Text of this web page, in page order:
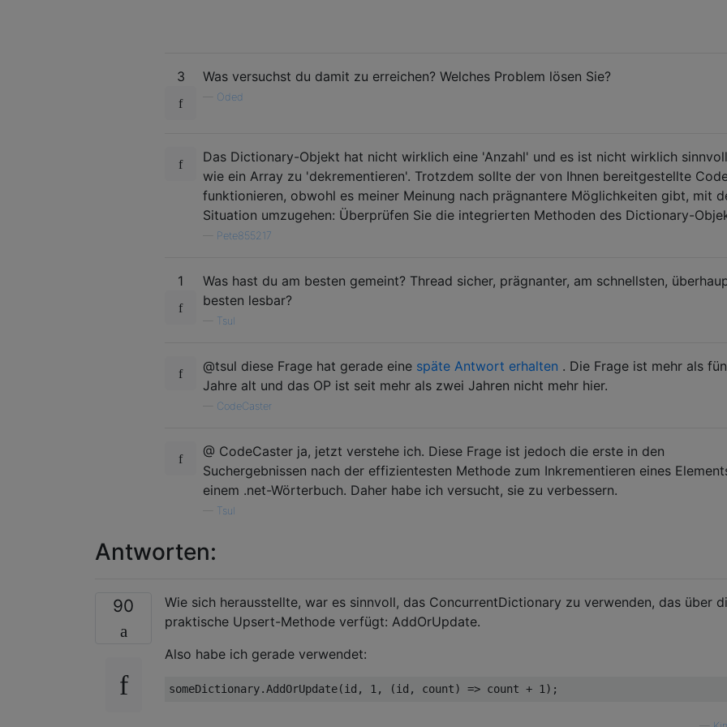
3 Was versuchst du damit zu erreichen? Welches Problem lösen Sie?
Oded
Das Dictionary-Objekt hat nicht wirklich eine 'Anzahl' und es ist nicht wirklich
wie ein Array zu 'dekrementieren'. Trotzdem sollte der von Ihnen bereitgestellte
funktionieren, obwohl es meiner Meinung nach prägnantere Möglichkeiten gibt, mit
Situation umzugehen: Überprüfen Sie die integrierten Methoden des Dictionary-
Pete855217
1
Was hast du am besten gemeint? Thread sicher, prägnanter, am schnellsten,
besten lesbar?
Tsul
@tsul diese Frage hat gerade eine späte Antwort erhalten . Die Frage ist mehr als
Jahre alt und das OP ist seit mehr als zwei Jahren nicht mehr hier.
CodeCaster
@ CodeCaster ja, jetzt verstehe ich. Diese Frage ist jedoch die erste in den
Suchergebnissen nach der effizientesten Methode zum Inkrementieren eines
einem .net-Wörterbuch. Daher habe ich versucht, sie zu verbessern.
Tsul
Antworten:
90
Wie sich herausstellte, war es sinnvoll, das ConcurrentDictionary zu verwenden, das über
praktische Upsert-Methode verfügt: AddOrUpdate.
Also habe ich gerade verwendet:
someDictionary.AddOrUpdate(id, 1 , (id, count) => count + 1